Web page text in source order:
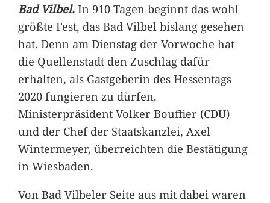
Bad Vilbel.In 910 Tagen beginnt das wohl
größte Fest, das Bad Vilbel bislang gesehen
hat. Denn am Dienstag der Vorwoche hat
die Quellenstadt den Zuschlag dafür
erhalten, als Gastgeberin des Hessentags
2020 fungieren zu dürfen.
Ministerpräsident Volker Bouffier (CDU)
und der Chef der Staatskanzlei, Axel
Wintermeyer, überreichten die Bestätigung
in Wiesbaden.
Von Bad Vilbeler Seite aus mit dabei waren